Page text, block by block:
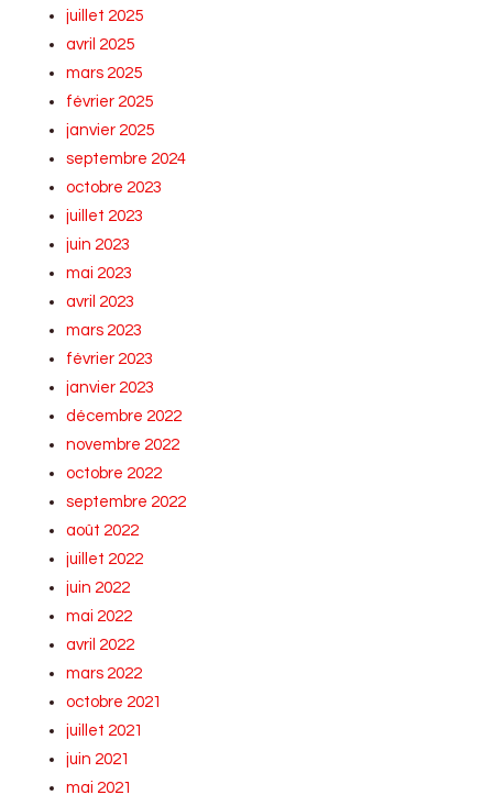
juillet 2025
avril 2025
mars 2025
février 2025
janvier 2025
septembre 2024
octobre 2023
juillet 2023
juin 2023
mai 2023
avril 2023
mars 2023
février 2023
janvier 2023
décembre 2022
novembre 2022
octobre 2022
septembre 2022
août 2022
juillet 2022
juin 2022
mai 2022
avril 2022
mars 2022
octobre 2021
juillet 2021
juin 2021
mai 2021